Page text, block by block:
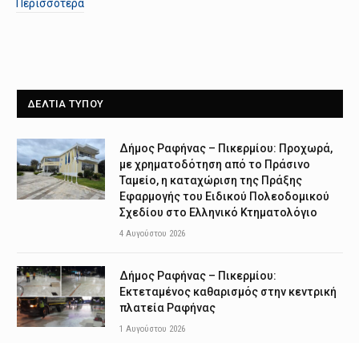
Περισσότερα
ΔΕΛΤΙΑ ΤΥΠΟΥ
Δήμος Ραφήνας – Πικερμίου: Προχωρά,
με χρηματοδότηση από το Πράσινο
Ταμείο, η καταχώριση της Πράξης
Εφαρμογής του Ειδικού Πολεοδομικού
Σχεδίου στο Ελληνικό Κτηματολόγιο
4 Αυγούστου 2026
Δήμος Ραφήνας – Πικερμίου:
Εκτεταμένος καθαρισμός στην κεντρική
πλατεία Ραφήνας
1 Αυγούστου 2026